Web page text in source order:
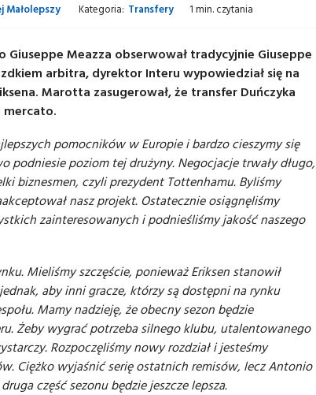
Małolepszy Kategoria: Transfery 1 min. czytania
Meazza obserwował tradycyjnie Giuseppe
arbitra, dyrektor Interu wypowiedział się na
Marotta zasugerował, że transfer Duńczyka
mercato.
pomocników w Europie i bardzo cieszymy się
podniesie poziom tej drużyny. Negocjacje trwały długo,
biznesmen, czyli prezydent Tottenhamu. Byliśmy
nasz projekt. Ostatecznie osiągnęliśmy
zainteresowanych i podnieśliśmy jakość naszego
Mieliśmy szczęście, ponieważ Eriksen stanowił
aby inni gracze, którzy są dostępni na rynku
Mamy nadzieję, że obecny sezon będzie
Żeby wygrać potrzeba silnego klubu, utalentowanego
Rozpoczęliśmy nowy rozdział i jesteśmy
Ciężko wyjaśnić serię ostatnich remisów, lecz Antonio
część sezonu będzie jeszcze lepsza.